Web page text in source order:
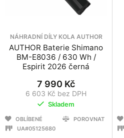
NÁHRADNÍ DÍLY KOLA AUTHOR
AUTHOR Baterie Shimano
BM-E8036 / 630 Wh /
Espirit 2026 černá
7 990 Kč
6 603 Kč bez DPH
Skladem
OBLÍBENÉ
POROVNAT
UA#05125680